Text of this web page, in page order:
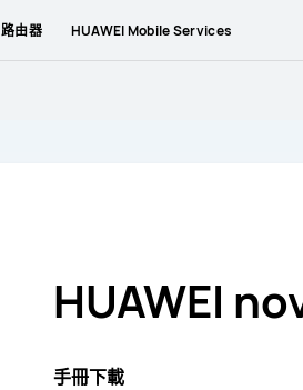
路由器 HUAWEI Mobile Services
HUAWEI
手冊下載